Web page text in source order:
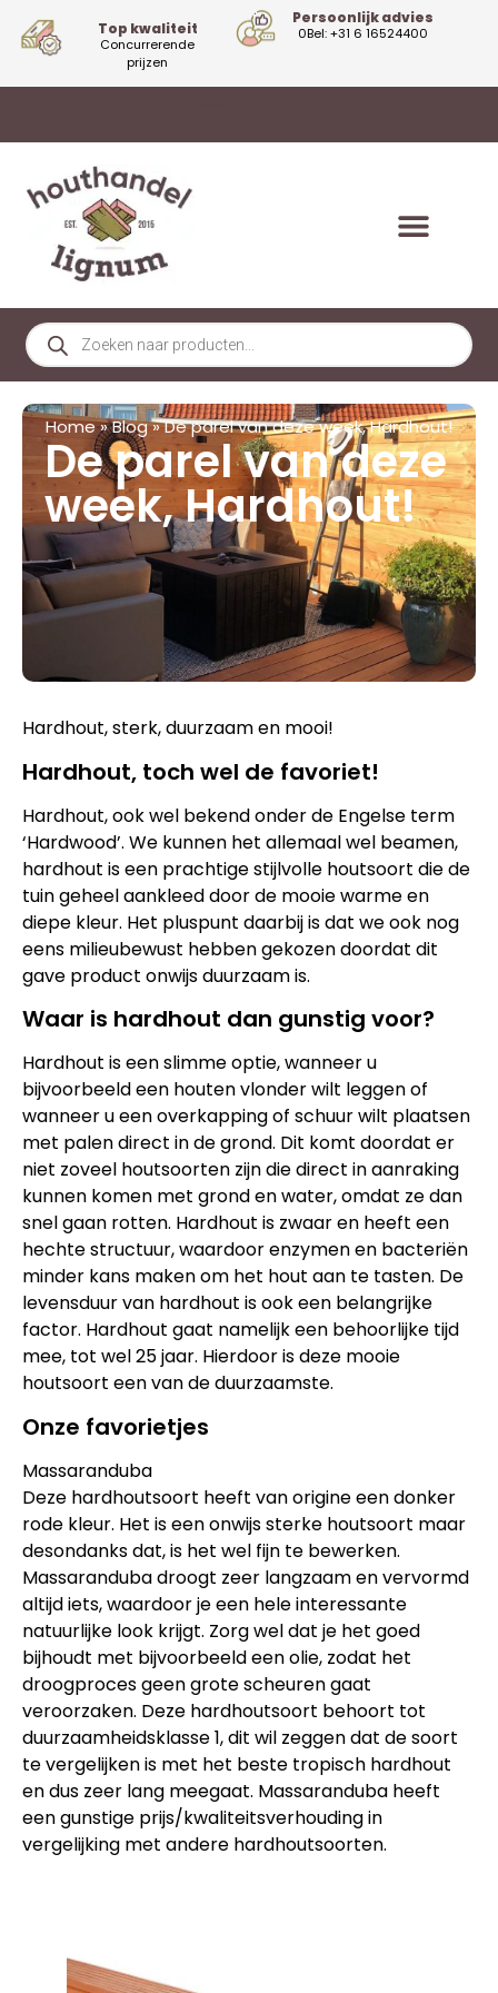
Top kwaliteit
Concurrerende
prijzen
Persoonlijk advies
0Bel: +31 6 16524400
Home»Blog»De parel van deze week, Hardhout!
De parel van deze
week, Hardhout!
Hardhout, sterk, duurzaam en mooi!
Hardhout, toch wel de favoriet!
Hardhout, ook wel bekend onder de Engelse term
‘Hardwood’. We kunnen het allemaal wel beamen,
hardhout is een prachtige stijlvolle houtsoort die de
tuin geheel aankleed door de mooie warme en
diepe kleur. Het pluspunt daarbij is dat we ook nog
eens milieubewust hebben gekozen doordat dit
gave product onwijs duurzaam is.
Waar is hardhout dan gunstig voor?
Hardhout is een slimme optie, wanneer u
bijvoorbeeld een houten vlonder wilt leggen of
wanneer u een overkapping of schuur wilt plaatsen
met palen direct in de grond. Dit komt doordat er
niet zoveel houtsoorten zijn die direct in aanraking
kunnen komen met grond en water, omdat ze dan
snel gaan rotten. Hardhout is zwaar en heeft een
hechte structuur, waardoor enzymen en bacteriën
minder kans maken om het hout aan te tasten. De
levensduur van hardhout is ook een belangrijke
factor. Hardhout gaat namelijk een behoorlijke tijd
mee, tot wel 25 jaar. Hierdoor is deze mooie
houtsoort een van de duurzaamste.
Onze favorietjes
Massaranduba
Deze hardhoutsoort heeft van origine een donker
rode kleur. Het is een onwijs sterke houtsoort maar
desondanks dat, is het wel fijn te bewerken.
Massaranduba droogt zeer langzaam en vervormd
altijd iets, waardoor je een hele interessante
natuurlijke look krijgt. Zorg wel dat je het goed
bijhoudt met bijvoorbeeld een olie, zodat het
droogproces geen grote scheuren gaat
veroorzaken. Deze hardhoutsoort behoort tot
duurzaamheidsklasse 1, dit wil zeggen dat de soort
te vergelijken is met het beste tropisch hardhout
en dus zeer lang meegaat. Massaranduba heeft
een gunstige prijs/kwaliteitsverhouding in
vergelijking met andere hardhoutsoorten.